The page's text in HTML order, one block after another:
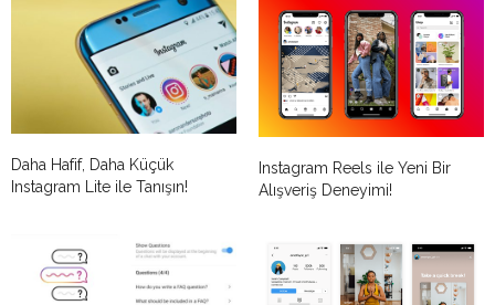
Daha Hafif, Daha Küçük
Instagram Lite ile Tanışın!
Instagram Reels ile Yeni Bir
Alışveriş Deneyimi!